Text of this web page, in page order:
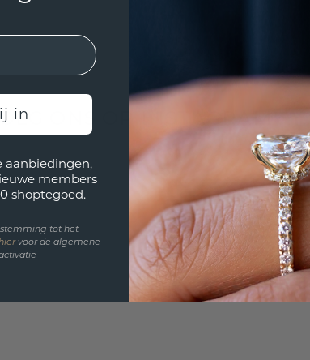
ONS OP INSTAGRAM
in
aanbiedingen,
members
shoptegoed.
tot het
rvoor de algemene